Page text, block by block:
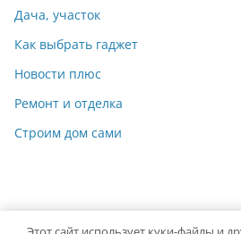
Дача, участок
Как выбрать гаджет
Новости плюс
Ремонт и отделка
Строим дом сами